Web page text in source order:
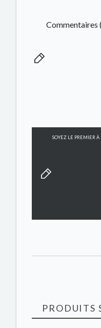
Commentaires
SOYEZ LE PREMIER À
PRODUITS